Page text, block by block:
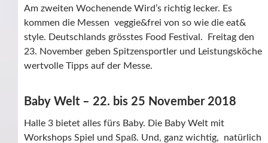
Am zweiten Wochenende Wird’s richtig lecker. Es
kommen die Messen veggie&frei von so wie die eat&
style. Deutschlands grösstes Food Festival. Freitag den
23. November geben Spitzensportler und Leistungsköche
wertvolle Tipps auf der Messe.
Baby Welt – 22. bis 25 November 2018
Halle 3 bietet alles fürs Baby. Die Baby Welt mit
Workshops Spiel und Spaß. Und, ganz wichtig, natürlich